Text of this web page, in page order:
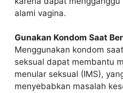
alami vagina.
Gunakan Kondom Saat
Menggunakan kondom
seksual dapat membantu
menular seksual (IMS),
menyebabkan masalah